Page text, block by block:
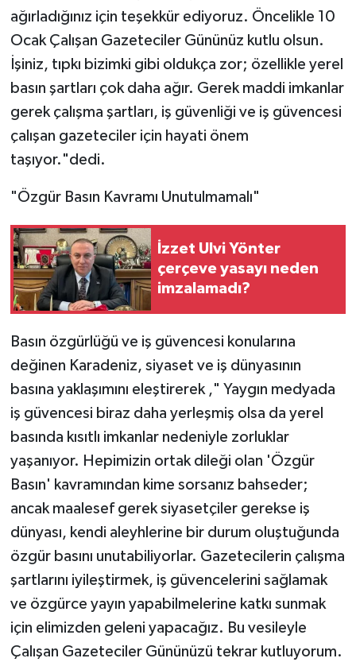
ağırladığınız için teşekkür ediyoruz. Öncelikle 10
Ocak Çalışan Gazeteciler Gününüz kutlu olsun.
İşiniz, tıpkı bizimki gibi oldukça zor; özellikle yerel
basın şartları çok daha ağır. Gerek maddi imkanlar
gerek çalışma şartları, iş güvenliği ve iş güvencesi
çalışan gazeteciler için hayati önem
taşıyor."dedi.
"Özgür Basın Kavramı Unutulmamalı"
İzzet Ulvi Yönter
çerçeve yasayı neden
imzalamadı?
Basın özgürlüğü ve iş güvencesi konularına
değinen Karadeniz, siyaset ve iş dünyasının
basına yaklaşımını eleştirerek ," Yaygın medyada
iş güvencesi biraz daha yerleşmiş olsa da yerel
basında kısıtlı imkanlar nedeniyle zorluklar
yaşanıyor. Hepimizin ortak dileği olan 'Özgür
Basın' kavramından kime sorsanız bahseder;
ancak maalesef gerek siyasetçiler gerekse iş
dünyası, kendi aleyhlerine bir durum oluştuğunda
özgür basını unutabiliyorlar. Gazetecilerin çalışma
şartlarını iyileştirmek, iş güvencelerini sağlamak
ve özgürce yayın yapabilmelerine katkı sunmak
için elimizden geleni yapacağız. Bu vesileyle
Çalışan Gazeteciler Gününüzü tekrar kutluyorum.